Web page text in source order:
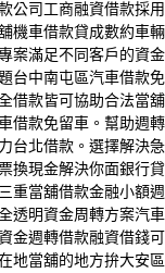
公司工商融資借款採用
機車借款貸成數約車輛
案滿足不同客戶的資
台中南屯區汽車借款
借款皆可協助合法當
借款免留車。幫助週
台北借款。選擇解決
換現金解決你面銀行
重當舖借款金融小額
透明資金周轉方案汽
金週轉借款融資借錢
地當舖的地方拚大安